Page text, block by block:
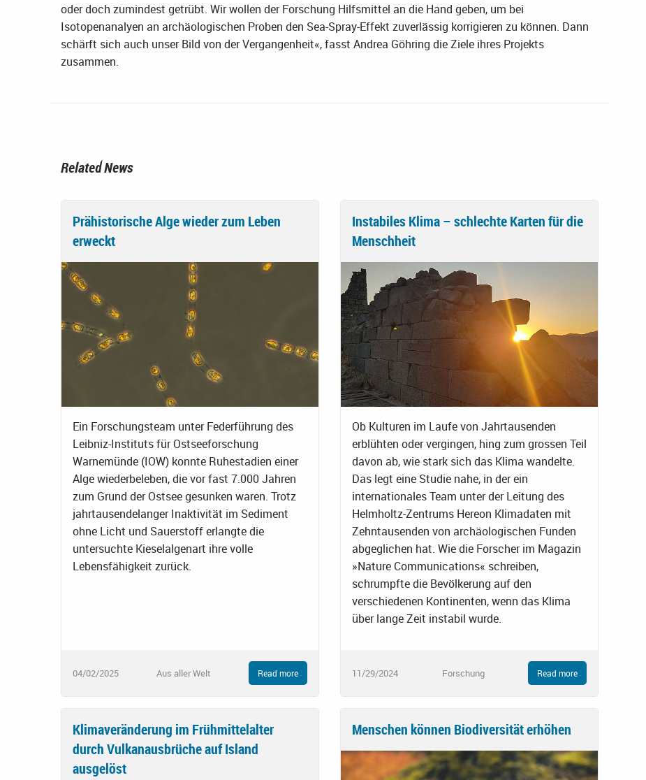
oder doch zumindest getrübt. Wir wollen der Forschung Hilfsmittel an die Hand geben, um bei
Isotopenanalyen an archäologischen Proben den Sea-Spray-Effekt zuverlässig korrigieren zu können. Dann
schärft sich auch unser Bild von der Vergangenheit«, fasst Andrea Göhring die Ziele ihres Projekts
zusammen.
Related News
Prähistorische Alge wieder zum Leben
erweckt
Ein Forschungsteam unter Federführung des
Leibniz-Instituts für Ostseeforschung
Warnemünde (IOW) konnte Ruhestadien einer
Alge wiederbeleben, die vor fast 7.000 Jahren
zum Grund der Ostsee gesunken waren. Trotz
jahrtausendelanger Inaktivität im Sediment
ohne Licht und Sauerstoff erlangte die
untersuchte Kieselalgenart ihre volle
Lebensfähigkeit zurück.
04/02/2025 Aus aller Welt Read more
Instabiles Klima – schlechte Karten für die
Menschheit
Ob Kulturen im Laufe von Jahrtausenden
erblühten oder vergingen, hing zum grossen Teil
davon ab, wie stark sich das Klima wandelte.
Das legt eine Studie nahe, in der ein
internationales Team unter der Leitung des
Helmholtz-Zentrums Hereon Klimadaten mit
Zehntausenden von archäologischen Funden
abgeglichen hat. Wie die Forscher im Magazin
»Nature Communications« schreiben,
schrumpfte die Bevölkerung auf den
verschiedenen Kontinenten, wenn das Klima
über lange Zeit instabil wurde.
11/29/2024 Forschung Read more
Klimaveränderung im Frühmittelalter
durch Vulkanausbrüche auf Island
ausgelöst
Menschen können Biodiversität erhöhen